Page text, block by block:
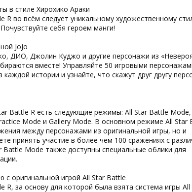
в стиле Хирохико Араки
R во всём следует уникальному художественному
себя героем манги!
JoJo
ДИО, Джолин Куджо и другие персонажи из
вместе! Управляйте 50 игровыми
каждой истории и узнайте, что скажут друг другу
Battle R есть следующие режимы: All Star Battle
Mode и Gallery Mode. В основном режиме All Star
между персонажами из оригинальной игры, но и
принять участие в более чем 100 сражениях с
Battle Mode также доступны специальные облики для
с оригинальной игрой All Star Battle
R, за основу для которой была взята система игры All